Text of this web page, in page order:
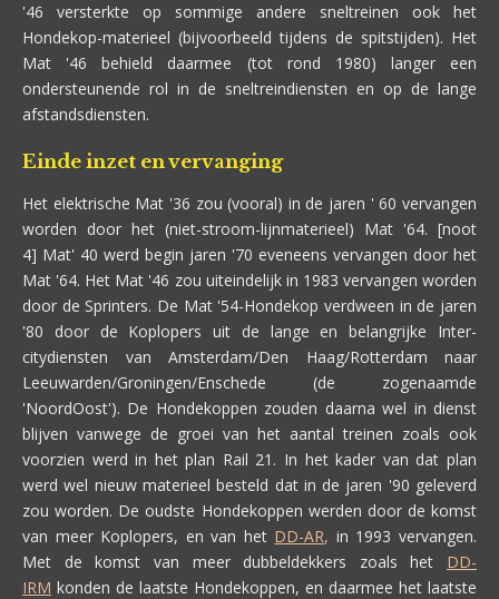
'46 versterkte op sommige andere sneltreinen ook het
Hondekop-materieel (bijvoorbeeld tijdens de spitstijden). Het
Mat '46 behield daarmee (tot rond 1980) langer een
ondersteunende rol in de sneltreindiensten en op de lange
afstandsdiensten.
Einde inzet en vervanging
Het elektrische Mat '36 zou (vooral) in de jaren ' 60 vervangen
worden door het (niet-stroom-lijnmaterieel) Mat '64. [noot
4] Mat' 40 werd begin jaren '70 eveneens vervangen door het
Mat '64. Het Mat '46 zou uiteindelijk in 1983 vervangen worden
door de Sprinters. De Mat '54-Hondekop verdween in de jaren
'80 door de Koplopers uit de lange en belangrijke Inter-
citydiensten van Amsterdam/Den Haag/Rotterdam naar
Leeuwarden/Groningen/Enschede (de zogenaamde
'NoordOost'). De Hondekoppen zouden daarna wel in dienst
blijven vanwege de groei van het aantal treinen zoals ook
voorzien werd in het plan Rail 21. In het kader van dat plan
werd wel nieuw materieel besteld dat in de jaren '90 geleverd
zou worden. De oudste Hondekoppen werden door de komst
van meer Koplopers, en van het DD-AR, in 1993 vervangen.
Met de komst van meer dubbeldekkers zoals het DD-
IRM konden de laatste Hondekoppen, en daarmee het laatste